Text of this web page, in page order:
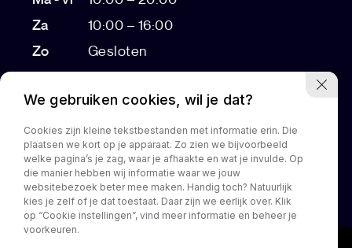
Za
10:00 – 16:00
Zo
Gesloten
Bezichtigingen na 17:00 op afspraak
HomeAanbodDienstenOver onsCustomization
Contact
We gebruiken cookies, wil je dat?
Cookies zijn kleine tekstbestanden met informatie erin. Die
plaatsen we kort op je apparaat. Zo zien we bijvoorbeeld
welke pagina’s je zag, waar je afhaakte en wat je invulde. Op
die manier hebben wij informatie waar we jouw
websitebezoek beter mee maken. Handig toch? Natuurlijk
kies je zelf of je dat toestaat. Daar zijn we eerlijk over. Klik
op “Cookie instellingen”, vind meer informatie en beheer je
voorkeuren.